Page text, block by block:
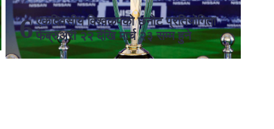
एकदिवसीय विश्वकपको छनोट प्रतियोगिता
फेब्रुअरी २२ देखि मार्च २३ सम्म हुने